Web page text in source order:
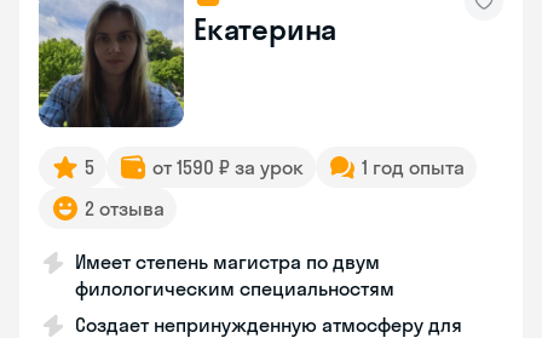
Екатерина
5 от 1590 ₽ за урок
1 год опыта
2 отзыва
Имеет степень магистра по двум
филологическим специальностям
Создает непринужденную атмосферу для